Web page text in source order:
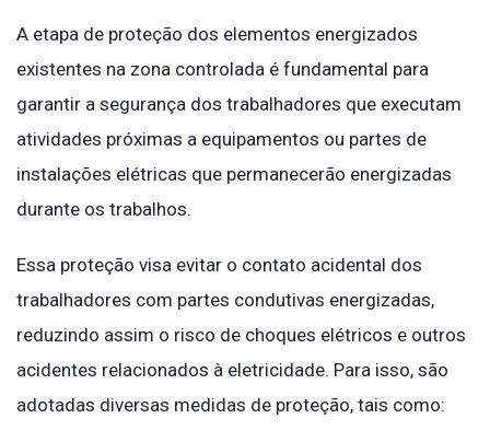
A etapa de proteção dos elementos energizados
existentes na zona controlada é fundamental para
garantir a segurança dos trabalhadores que executam
atividades próximas a equipamentos ou partes de
instalações elétricas que permanecerão energizadas
durante os trabalhos.
Essa proteção visa evitar o contato acidental dos
trabalhadores com partes condutivas energizadas,
reduzindo assim o risco de choques elétricos e outros
acidentes relacionados à eletricidade. Para isso, são
adotadas diversas medidas de proteção, tais como: